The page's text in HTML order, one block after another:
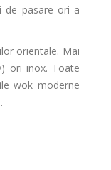
de pasare ori a
orientale. Mai
ori inox. Toate
wok moderne